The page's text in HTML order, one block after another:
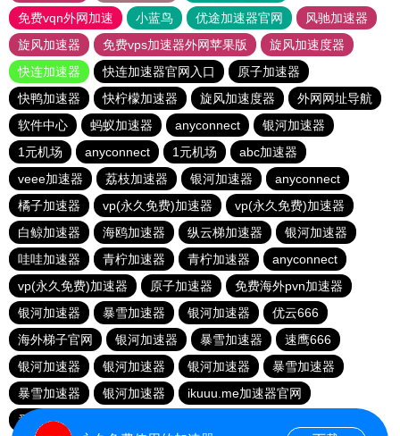
免费vqn外网加速
小蓝鸟 优途加速器官网
风驰加速器
旋风加速器
免费vps加速器外网苹果版
旋风加速度器
快连加速器
快连加速器官网入口
原子加速器
快鸭加速器
快柠檬加速器 旋风加速度器
外网网址导航
软件中心
蚂蚁加速器 anyconnect
银河加速器
1元机场
anyconnect 1元机场
abc加速器
veee加速器
荔枝加速器 银河加速器
anyconnect
橘子加速器
vp(永久免费)加速器
vp(永久免费)加速器
白鲸加速器
海鸥加速器 纵云梯加速器
银河加速器
哇哇加速器
青柠加速器 青柠加速器
anyconnect
vp(永久免费)加速器
原子加速器
免费海外pvn加速器
银河加速器
暴雪加速器 银河加速器
优云666
海外梯子官网
银河加速器 暴雪加速器
速鹰666
银河加速器
银河加速器 银河加速器
暴雪加速器
暴雪加速器
银河加速器
ikuuu.me加速器官网
番石榴加速器